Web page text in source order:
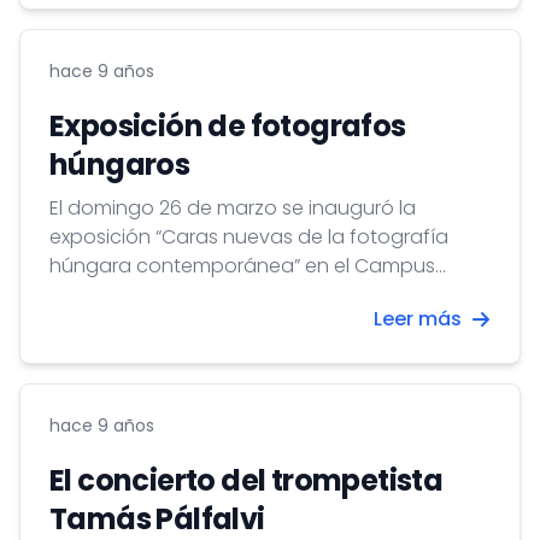
hace 9 años
Exposición de fotografos
húngaros
El domingo 26 de marzo se inauguró la
exposición “Caras nuevas de la fotografía
húngara contemporánea” en el Campus
Leer más
hace 9 años
El concierto del trompetista
Tamás Pálfalvi